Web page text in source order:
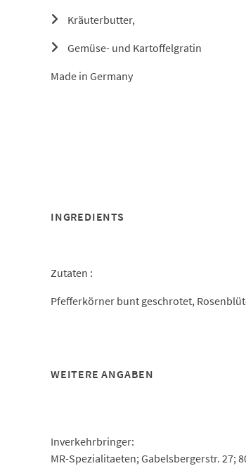
Kräuterbutter,
Gemüse- und Kartoffelgratin
Made in Germany
INGREDIENTS
Zutaten :
Pfefferkörner bunt geschrotet,
WEITERE ANGABEN
Inverkehrbringer:
MR-Spezialitaeten; Gabelsbergerstr. 27;